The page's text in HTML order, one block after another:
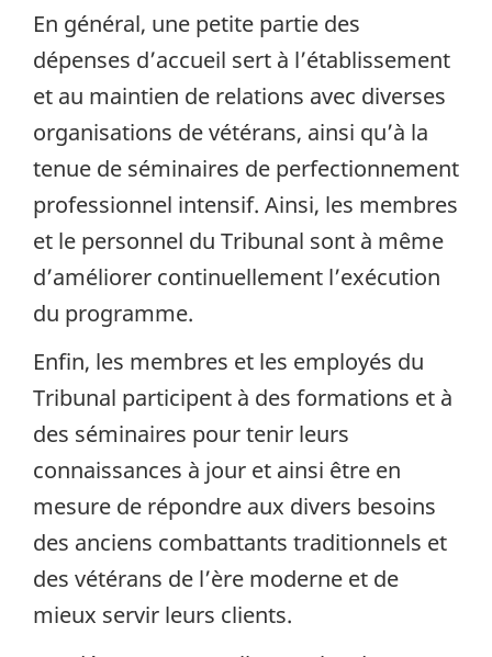
En général, une petite partie des
dépenses d’accueil sert à l’établissement
et au maintien de relations avec diverses
organisations de vétérans, ainsi qu’à la
tenue de séminaires de perfectionnement
professionnel intensif. Ainsi, les membres
et le personnel du Tribunal sont à même
d’améliorer continuellement l’exécution
du programme.
Enfin, les membres et les employés du
Tribunal participent à des formations et à
des séminaires pour tenir leurs
connaissances à jour et ainsi être en
mesure de répondre aux divers besoins
des anciens combattants traditionnels et
des vétérans de l’ère moderne et de
mieux servir leurs clients.